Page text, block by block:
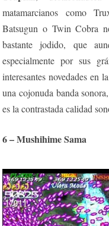
matamarcianos como
Batsugun o Twin Cobra
bastante jodido, que
especialmente por sus
interesantes novedades en
una cojonuda banda
es la contrastada calidad
6 – Mushihime Sama